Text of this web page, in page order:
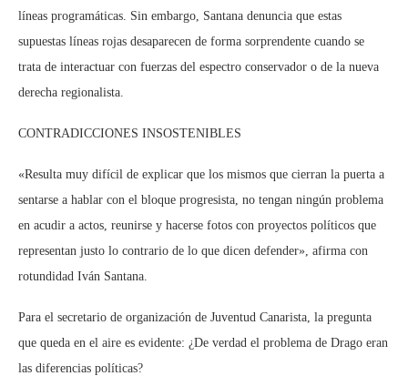
líneas programáticas. Sin embargo, Santana denuncia que estas
supuestas líneas rojas desaparecen de forma sorprendente cuando se
trata de interactuar con fuerzas del espectro conservador o de la nueva
derecha regionalista.
CONTRADICCIONES INSOSTENIBLES
«Resulta muy difícil de explicar que los mismos que cierran la puerta a
sentarse a hablar con el bloque progresista, no tengan ningún problema
en acudir a actos, reunirse y hacerse fotos con proyectos políticos que
representan justo lo contrario de lo que dicen defender», afirma con
rotundidad Iván Santana.
Para el secretario de organización de Juventud Canarista, la pregunta
que queda en el aire es evidente: ¿De verdad el problema de Drago eran
las diferencias políticas?